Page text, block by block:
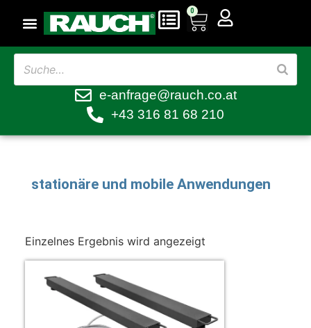
0
e-anfrage@rauch.co.at
+43 316 81 68 210
stationäre und mobile Anwendungen
Einzelnes Ergebnis wird angezeigt